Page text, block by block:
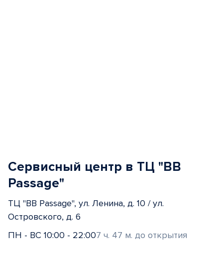
Сервисный центр в ТЦ "BB
Passage"
ТЦ "BB Passage", ул. Ленина, д. 10 / ул.
Островского, д. 6
ПН - ВС 10:00 - 22:007 ч. 47 м. до открытия